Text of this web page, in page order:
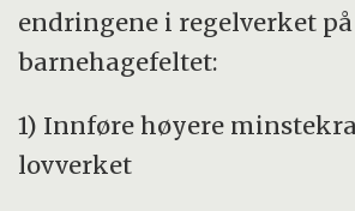
endringene i regelverket på
barnehagefeltet:
1) Innføre høyere
lovverket